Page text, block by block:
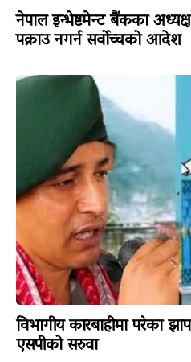
नेपाल इन्भेष्टमेन्ट बैंकका
पक्राउ नगर्न सर्वोच्चको आदेश
विभागीय कारबाहीमा परेका
एसपीको सरुवा